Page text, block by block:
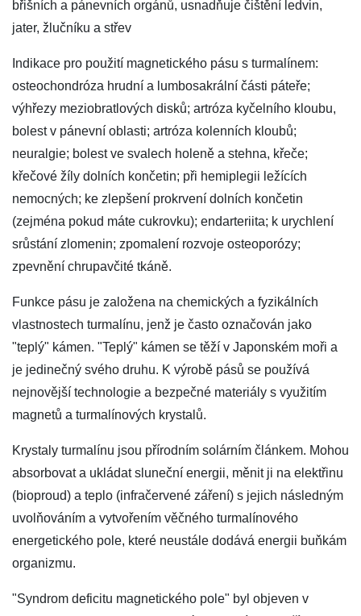
břišních a pánevních orgánů, usnadňuje čištění ledvin,
jater, žlučníku a střev
Indikace pro použití magnetického pásu s turmalínem:
osteochondróza hrudní a lumbosakrální části páteře;
výhřezy meziobratlových disků; artróza kyčelního kloubu,
bolest v pánevní oblasti; artróza kolenních kloubů;
neuralgie; bolest ve svalech holeně a stehna, křeče;
křečové žíly dolních končetin; při hemiplegii ležících
nemocných; ke zlepšení prokrvení dolních končetin
(zejména pokud máte cukrovku); endarteriita; k urychlení
srůstání zlomenin; zpomalení rozvoje osteoporózy;
zpevnění chrupavčité tkáně.
Funkce pásu je založena na chemických a fyzikálních
vlastnostech turmalínu, jenž je často označován jako
"teplý" kámen. "Teplý" kámen se těží v Japonském moři a
je jedinečný svého druhu. K výrobě pásů se používá
nejnovější technologie a bezpečné materiály s využitím
magnetů a turmalínových krystalů.
Krystaly turmalínu jsou přírodním solárním článkem. Mohou
absorbovat a ukládat sluneční energii, měnit ji na elektřinu
(bioproud) a teplo (infračervené záření) s jejich následným
uvolňováním a vytvořením věčného turmalínového
energetického pole, které neustále dodává energii buňkám
organizmu.
"Syndrom deficitu magnetického pole" byl objeven v